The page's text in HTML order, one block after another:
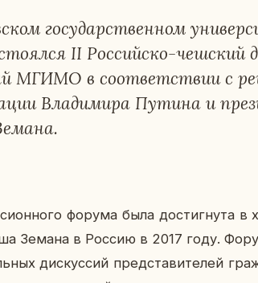
го­су­дар­ствен­ном
II Рос­сий­ско-чеш­ский
МГИМО в со­от­вет­ствии с
Вла­ди­ми­ра Путина и
форума была до­стиг­ну­та в
Земана в Россию в 2017 году.
дис­кус­сий пред­ста­ви­те­лей